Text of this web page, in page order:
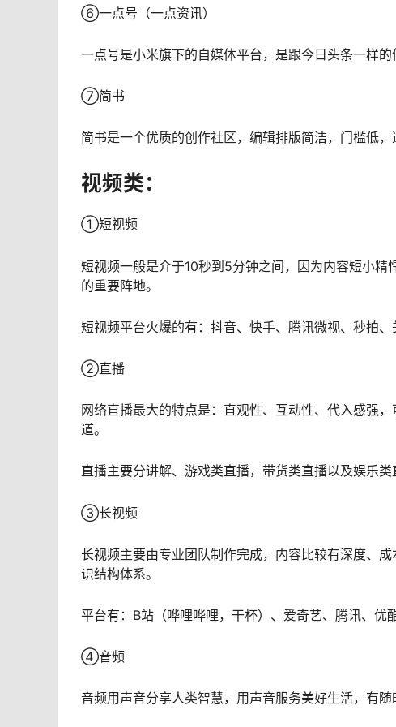
⑥一点号（一点资讯）
一点号是小米旗下的自媒体平台，是跟今日头条一样的
⑦简书
简书是一个优质的创作社区，编辑排版简洁，门槛低，
视频类：
①短视频
短视频一般是介于10秒到5分钟之间，因为内容短小
的重要阵地。
短视频平台火爆的有：抖音、快手、腾讯微视、秒拍、
②直播
网络直播最大的特点是：直观性、互动性、代入感强
道。
直播主要分讲解、游戏类直播，带货类直播以及娱乐类
③长视频
长视频主要由专业团队制作完成，内容比较有深度、
识结构体系。
平台有：B站（哗哩哗哩，干杯）、爱奇艺、腾讯、优
④音频
音频用声音分享人类智慧，用声音服务美好生活，有随